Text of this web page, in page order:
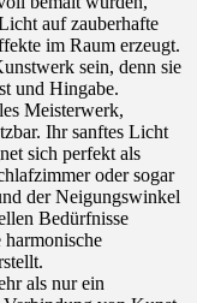
auf zauberhafte
im Raum erzeugt.
sein, denn sie
und Hingabe.
Meisterwerk,
Ihr sanftes Licht
sich perfekt als
oder sogar
der Neigungswinkel
Bedürfnisse
als nur ein